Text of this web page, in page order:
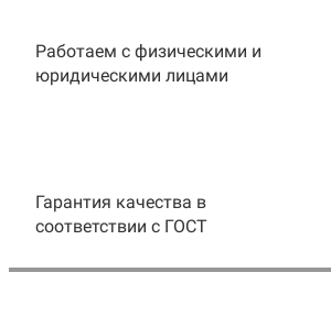
Работаем с физическими и
юридическими лицами
Гарантия качества в
соответствии с ГОСТ